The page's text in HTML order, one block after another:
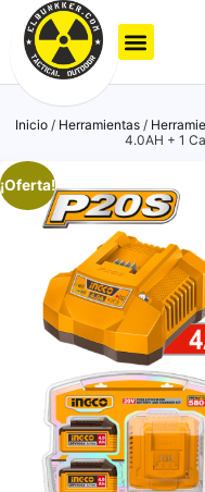
Inicio / Herramientas /
4.0AH + 1
¡Oferta!